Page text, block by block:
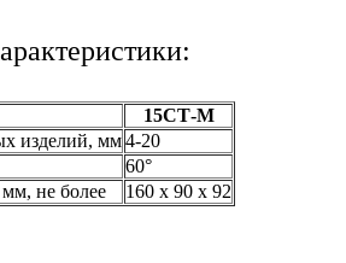
15СТ-М
изделий, мм4-20
60°
не более
160 x 90 x 92